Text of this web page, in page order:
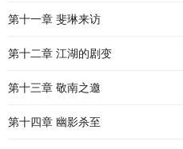
第十一章 斐琳来访
第十二章 江湖的剧变
第十三章 敬南之邀
第十四章 幽影杀至